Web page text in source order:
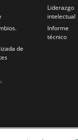
de
Liderazgo
intelectual
Informe
técnico